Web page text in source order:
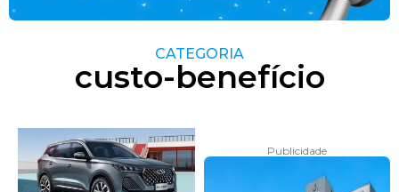
CATEGORIA
custo-benefício
Publicidade